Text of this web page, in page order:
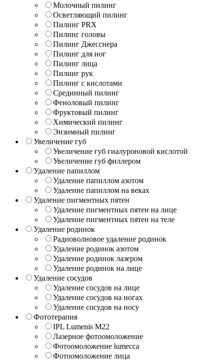
Молочный пилинг
Осветляющий пилинг
Пилинг PRX
Пилинг головы
Пилинг Джесснера
Пилинг для ног
Пилинг лица
Пилинг рук
Пилинг с кислотами
Срединный пилинг
Феноловый пилинг
Фруктовый пилинг
Химический пилинг
Энзимный пилинг
Увеличение губ
Увеличение губ гиалуроновой кислотой
Увеличение губ филлером
Удаление папиллом
Удаление папиллом азотом
Удаление папиллом на веках
Удаление пигментных пятен
Удаление пигментных пятен на лице
Удаление пигментных пятен на теле
Удаление родинок
Радиоволновое удаление родинок
Удаление родинок азотом
Удаление родинок лазером
Удаление родинок на лице
Удаление сосудов
Удаление сосудов на лице
Удаление сосудов на ногах
Удаление сосудов на носу
Фототерапия
IPL Lumenis M22
Лазерное фотоомоложение
Фотоомоложение lumecca
Фотоомоложение лица